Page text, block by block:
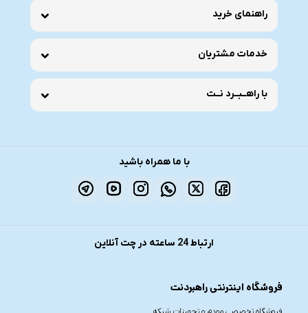
راهنمای خرید
خدمات مشتریان
با راهــبــرد نــت
با ما همراه باشید
ارتباط 24 ساعته در چت آنلاین
فروشگاه اینترنتی راهبردنت